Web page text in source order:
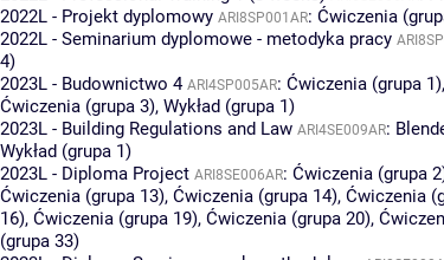
2022L - Projekt dyplomowy ARI8SP001AR: Ćwiczenia
2022L - Seminarium dyplomowe - metodyka pracy
4)
2023L - Budownictwo 4 ARI4SP005AR: Ćwiczenia (grupa 1),
Ćwiczenia (grupa 3), Wykład (grupa 1)
2023L - Building Regulations and Law ARI4SE009AR:
Wykład (grupa 1)
2023L - Diploma Project ARI8SE006AR: Ćwiczenia (grupa
Ćwiczenia (grupa 13), Ćwiczenia (grupa 14), Ćwiczenia
16), Ćwiczenia (grupa 19), Ćwiczenia (grupa 20),
(grupa 33)